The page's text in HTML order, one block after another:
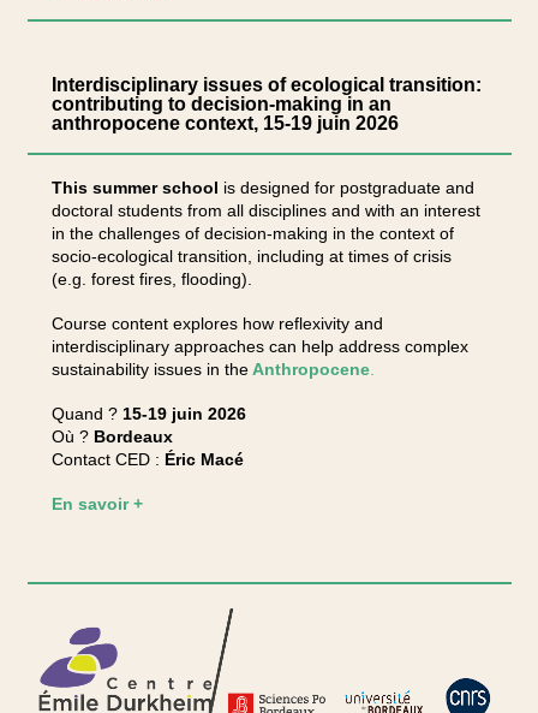
Interdisciplinary issues of ecological transition:
contributing to decision-making in an
anthropocene context, 15-19 juin 2026
This summer school is designed for postgraduate and
doctoral students from all disciplines and with an interest
in the challenges of decision-making in the context of
socio-ecological transition, including at times of crisis
(e.g. forest fires, flooding).
Course content explores how reflexivity and
interdisciplinary approaches can help address complex
sustainability issues in the Anthropocene.
Quand ? 15-19 juin 2026
Où ? Bordeaux
Contact CED : Éric Macé​
En savoir +